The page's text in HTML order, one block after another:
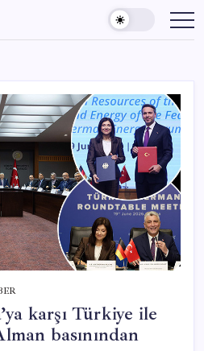
karşı Türkiye ile
basınından